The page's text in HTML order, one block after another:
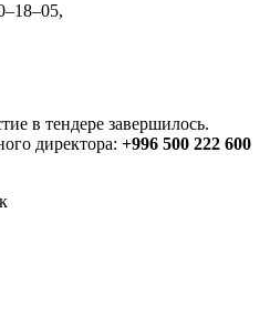
в тендере завершилось.
директора: +996 500 222 600